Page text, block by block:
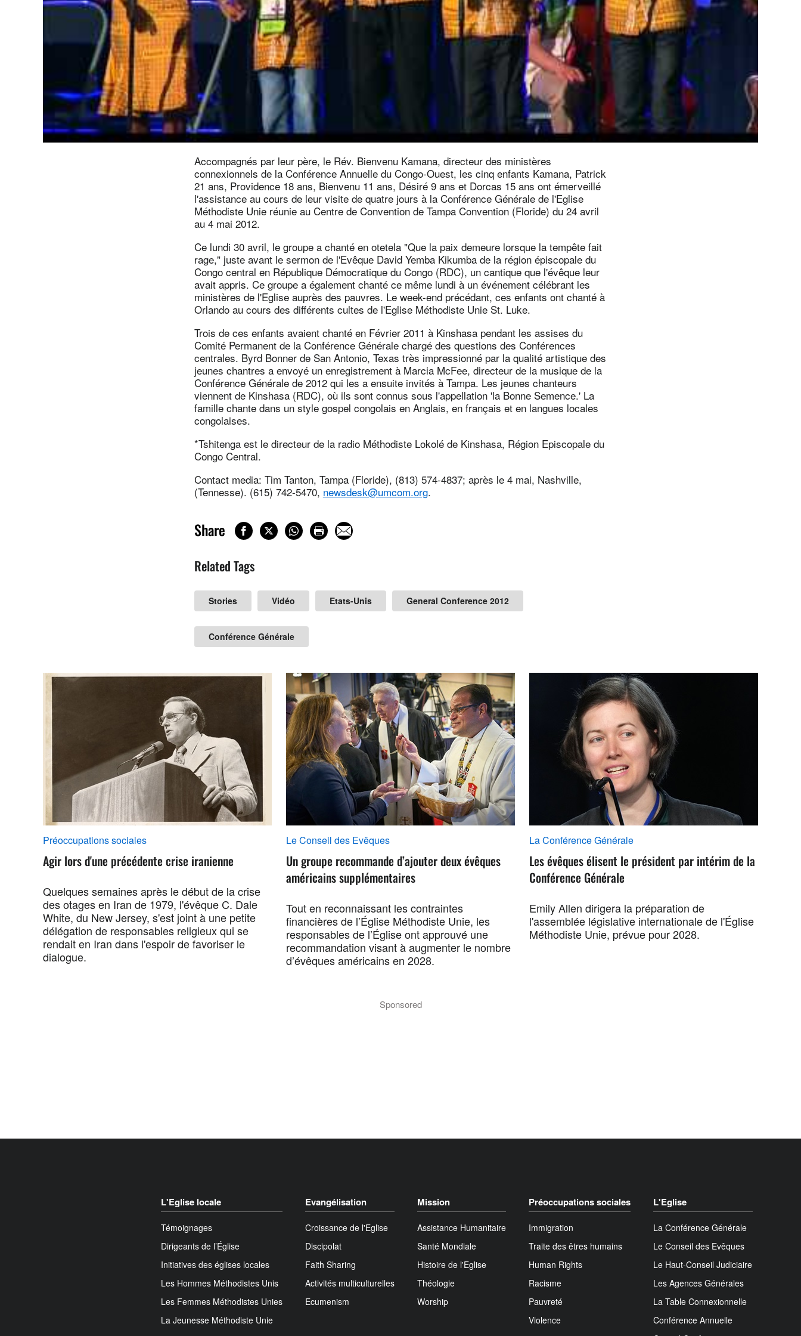
Accompagnés par leur père, le Rév. Bienvenu Kamana, directeur des ministères
connexionnels de la Conférence Annuelle du Congo-Ouest, les cinq enfants Kamana, Patrick
21 ans, Providence 18 ans, Bienvenu 11 ans, Désiré 9 ans et Dorcas 15 ans ont émerveillé
l'assistance au cours de leur visite de quatre jours à la Conférence Générale de l'Eglise
Méthodiste Unie réunie au Centre de Convention de Tampa Convention (Floride) du 24 avril
au 4 mai 2012.
Ce lundi 30 avril, le groupe a chanté en otetela "Que la paix demeure lorsque la tempête fait
rage," juste avant le sermon de l'Evêque David Yemba Kikumba de la région épiscopale du
Congo central en République Démocratique du Congo (RDC), un cantique que l'évêque leur
avait appris. Ce groupe a également chanté ce même lundi à un événement célébrant les
ministères de l'Eglise auprès des pauvres. Le week-end précédant, ces enfants ont chanté à
Orlando au cours des différents cultes de l'Eglise Méthodiste Unie St. Luke.
Trois de ces enfants avaient chanté en Février 2011 à Kinshasa pendant les assises du
Comité Permanent de la Conférence Générale chargé des questions des Conférences
centrales. Byrd Bonner de San Antonio, Texas très impressionné par la qualité artistique des
jeunes chantres a envoyé un enregistrement à Marcia McFee, directeur de la musique de la
Conférence Générale de 2012 qui les a ensuite invités à Tampa. Les jeunes chanteurs
viennent de Kinshasa (RDC), où ils sont connus sous l'appellation 'la Bonne Semence.' La
famille chante dans un style gospel congolais en Anglais, en français et en langues locales
congolaises.
*Tshitenga est le directeur de la radio Méthodiste Lokolé de Kinshasa, Région Episcopale du
Congo Central.
Contact media: Tim Tanton, Tampa (Floride), (813) 574-4837; après le 4 mai, Nashville,
(Tennesse). (615) 742-5470, newsdesk@umcom.org.
Share
Related Tags
Stories Vidéo Etats-Unis General Conference 2012
Conférence Générale
Préoccupations sociales
Agir lors d'une précédente crise iranienne
Quelques semaines après le début de la crise
des otages en Iran de 1979, l'évêque C. Dale
White, du New Jersey, s'est joint à une petite
délégation de responsables religieux qui se
rendait en Iran dans l'espoir de favoriser le
dialogue.
Le Conseil des Evêques
Un groupe recommande d’ajouter deux évêques
américains supplémentaires
Tout en reconnaissant les contraintes
financières de l’Église Méthodiste Unie, les
responsables de l’Église ont approuvé une
recommandation visant à augmenter le nombre
d’évêques américains en 2028.
La Conférence Générale
Les évêques élisent le président par intérim de la
Conférence Générale
Emily Allen dirigera la préparation de
l'assemblée législative internationale de l'Église
Méthodiste Unie, prévue pour 2028.
Sponsored
L'Eglise locale
Témoignages
Dirigeants de l’Église
Initiatives des églises locales
Les Hommes Méthodistes Unis
Les Femmes Méthodistes Unies
La Jeunesse Méthodiste Unie
Evangélisation
Croissance de l'Eglise
Discipolat
Faith Sharing
Activités multiculturelles
Ecumenism
Mission
Assistance Humanitaire
Santé Mondiale
Histoire de l'Eglise
Théologie
Worship
Préoccupations sociales
Immigration
Traite des êtres humains
Human Rights
Racisme
Pauvreté
Violence
L'Eglise
La Conférence Générale
Le Conseil des Evêques
Le Haut-Conseil Judiciaire
Les Agences Générales
La Table Connexionnelle
Conférence Annuelle